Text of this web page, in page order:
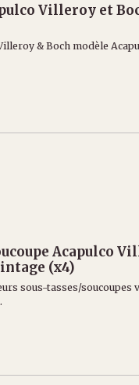
Villeroy et
& Boch modèle
Acapulco
(x4)
sous-tasses/soucoupes